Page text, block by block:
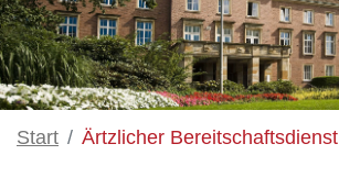
Start Ärtzlicher Bereitschaftsdienst